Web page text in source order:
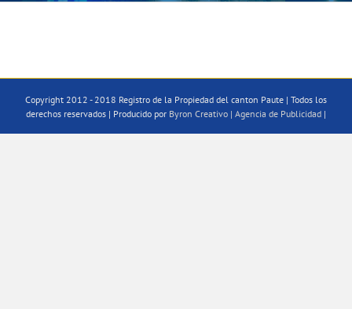
Copyright 2012 - 2018 Registro de la Propiedad del canton Paute | Todos los
derechos reservados | Producido por Byron Creativo | Agencia de Publicidad |